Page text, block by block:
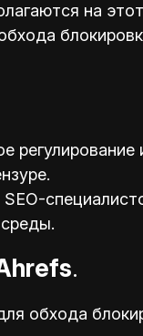
на
.
обхода